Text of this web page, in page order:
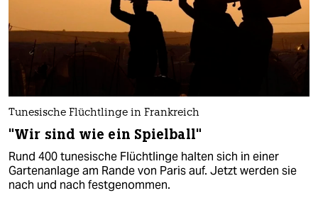
Tunesische Flüchtlinge in Frankreich
"Wir sind wie ein Spielball"
Rund 400 tunesische Flüchtlinge halten sich in einer
Gartenanlage am Rande von Paris auf. Jetzt werden sie
nach und nach festgenommen.